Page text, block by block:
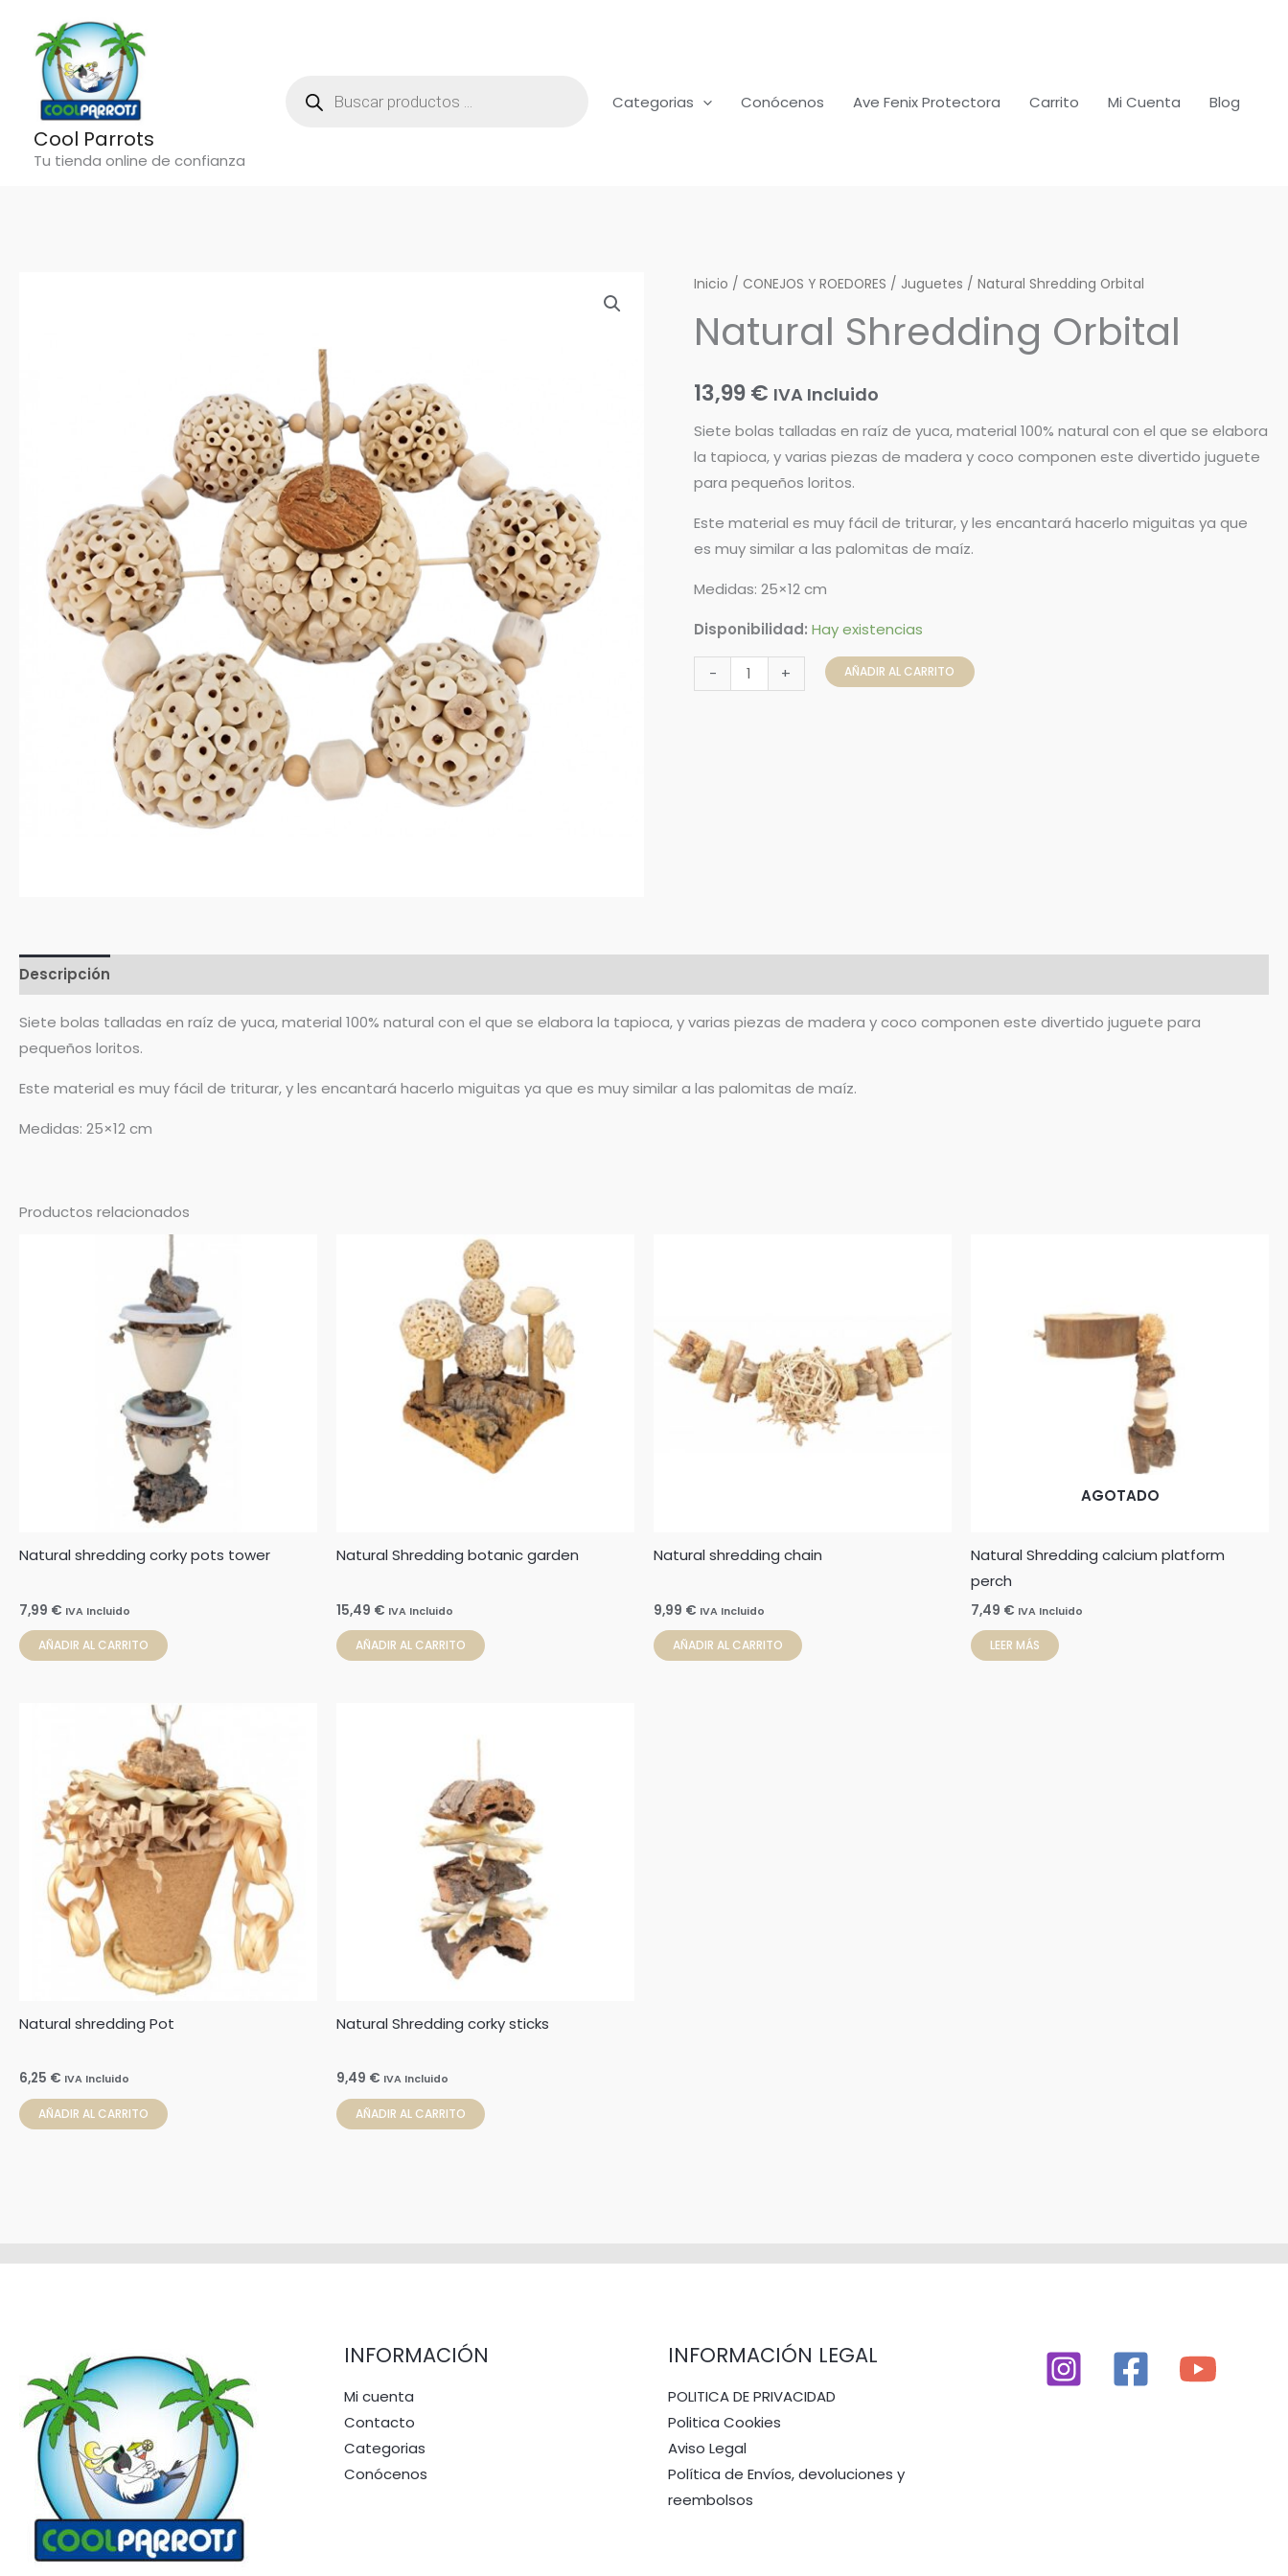
contenido
Cool Parrots
Tu tienda online de confianza
Productos Categorias Conócenos Ave Fenix Protectora Carrito Mi Cuenta Blog
Inicio /CONEJOS Y ROEDORES / Juguetes / Natural Shredding Orbital
Natural Shredding Orbital
13,99€ IVA Incluido
Siete bolas talladas en raíz de yuca, material 100% natural con el que se elabora
la tapioca, y varias piezas de madera y coco componen este divertido juguete
para pequeños loritos.
Este material es muy fácil de triturar, y les encantará hacerlo miguitas ya que
es muy similar a las palomitas de maíz.
Medidas: 25×12 cm
Disponibilidad: Hay existencias
-
Natural
Orbital
+ AÑADIR AL CARRITO
Descripción
Siete bolas talladas en raíz de yuca, material 100% natural con el que se elabora la tapioca, y varias piezas de madera y coco componen este divertido juguete para
pequeños loritos.
Este material es muy fácil de triturar, y les encantará hacerlo miguitas ya que es muy similar a las palomitas de maíz.
Medidas: 25×12 cm
Productos relacionados
Natural shredding corky pots tower
7,99 € IVA Incluido
AÑADIR AL CARRITO
Natural Shredding botanic garden
15,49 € IVA Incluido
AÑADIR AL CARRITO
Natural shredding chain
9,99 € IVA Incluido
AÑADIR AL CARRITO
AGOTADO
Natural Shredding calcium platform
perch
7,49 € IVA Incluido
LEER MÁS
Natural shredding Pot
6,25 € IVA Incluido
AÑADIR AL CARRITO
Natural Shredding corky sticks
9,49 € IVA Incluido
AÑADIR AL CARRITO
INFORMACIÓN
Mi cuenta
Contacto
Categorias
Conócenos
INFORMACIÓN LEGAL
POLITICA DE PRIVACIDAD
Politica Cookies
Aviso Legal
Política de Envíos, devoluciones y
reembolsos